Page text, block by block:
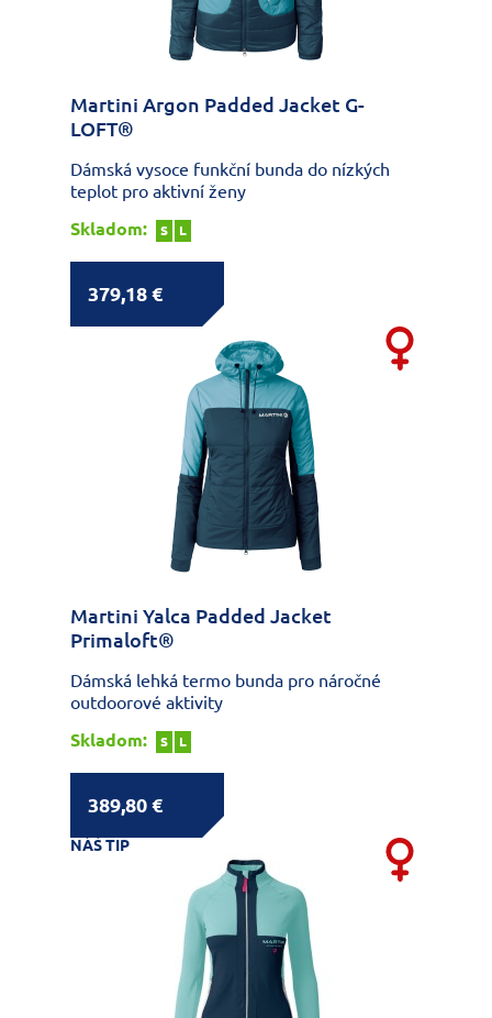
Martini Argon Padded Jacket G-
LOFT®
Dámská vysoce funkční bunda do nízkých
teplot pro aktivní ženy
Skladom:
S L
379,18 €
Martini Yalca Padded Jacket
Primaloft®
Dámská lehká termo bunda pro náročné
outdoorové aktivity
Skladom:
S L
389,80 €
NÁŠ TIP